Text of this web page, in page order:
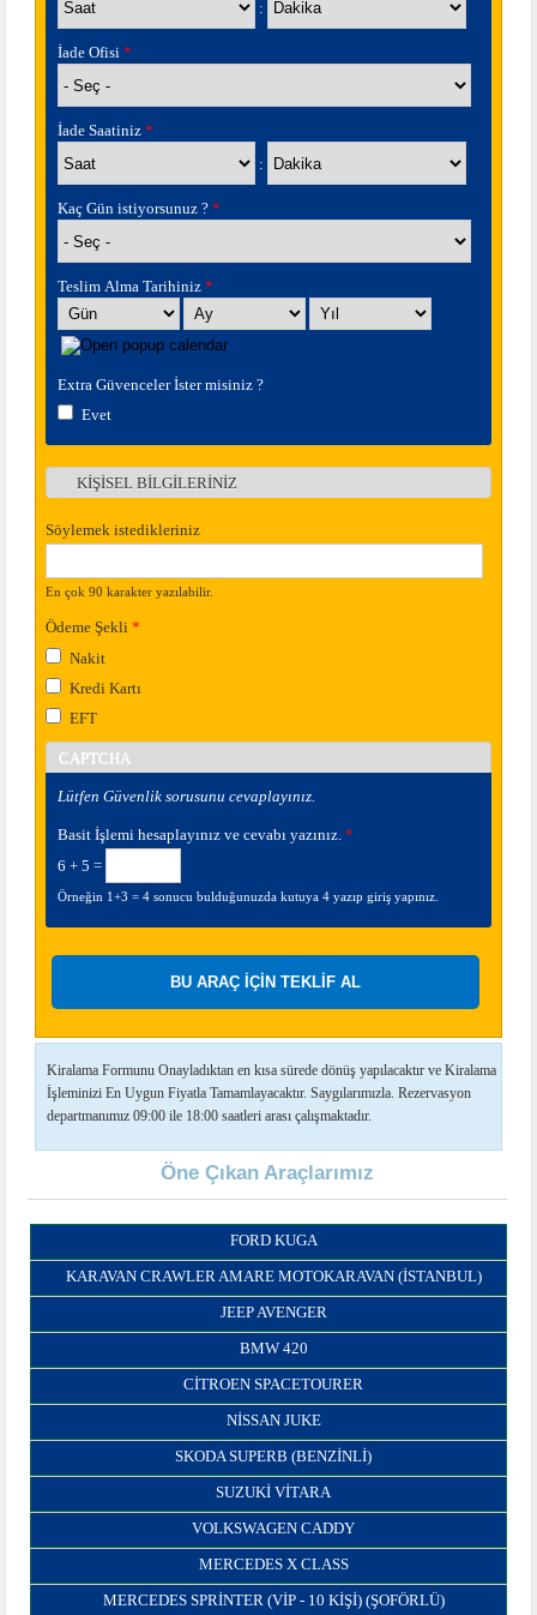
:
İade Ofisi *
İade Saatiniz *
Saat
:
Dakika
Kaç Gün istiyorsunuz ? *
Teslim Alma Tarihiniz *
Gün
Ay Yıl
Extra Güvenceler İster misiniz ?
Evet
Göster
KİŞİSEL BİLGİLERİNİZ
Söylemek istedikleriniz
En çok 90 karakter yazılabilir.
Ödeme Şekli *
Nakit
Kredi Kartı
EFT
CAPTCHA
Lütfen Güvenlik sorusunu cevaplayınız.
Basit İşlemi hesaplayınız ve cevabı yazınız. *
6 + 5 =
Örneğin 1+3 = 4 sonucu bulduğunuzda kutuya 4 yazıp giriş yapınız.
Kiralama Formunu Onayladıktan en kısa sürede dönüş yapılacaktır ve Kiralama
İşleminizi En Uygun Fiyatla Tamamlayacaktır. Saygılarımızla. Rezervasyon
departmanımız 09:00 ile 18:00 saatleri arası çalışmaktadır.
Öne Çıkan Araçlarımız
FORD KUGA
KARAVAN CRAWLER AMARE MOTOKARAVAN (İSTANBUL)
JEEP AVENGER
BMW 420
CITROEN SPACETOURER
NISSAN JUKE
SKODA SUPERB (BENZINLI)
SUZUKI VITARA
VOLKSWAGEN CADDY
MERCEDES X CLASS
MERCEDES SPRINTER (VIP - 10 KIŞI) (ŞOFÖRLÜ)